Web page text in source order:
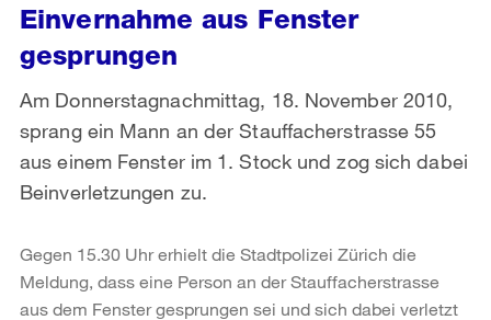
Einvernahme aus Fenster
gesprungen
Am Donnerstagnachmittag, 18. November 2010,
sprang ein Mann an der Stauffacherstrasse 55
aus einem Fenster im 1. Stock und zog sich dabei
Beinverletzungen zu.
Gegen 15.30 Uhr erhielt die Stadtpolizei Zürich die
Meldung, dass eine Person an der Stauffacherstrasse
aus dem Fenster gesprungen sei und sich dabei verletzt